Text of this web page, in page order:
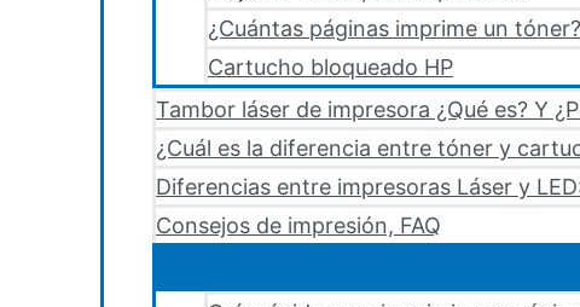
¿Cuántas páginas imprime un
Cartucho bloqueado HP
Tambor láser de impresora ¿Qué es? Y
¿Cuál es la diferencia entre tóner y
Diferencias entre impresoras Láser y
Consejos de impresión, FAQ